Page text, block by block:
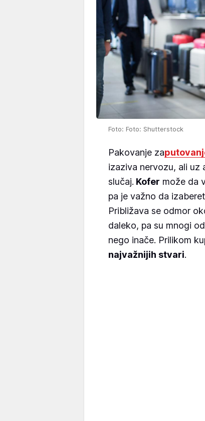
Foto: Foto: Shutterstock
Pakovanje za
izaziva nervozu, ali uz
slučaj. Kofer može da
pa je važno da
Približava se odmor
daleko, pa su mnogi
nego inače. Prilikom
najvažnijih stvari.